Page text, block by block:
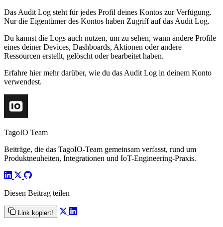
Das Audit Log steht für jedes Profil deines Kontos zur Verfügung.
Nur die Eigentümer des Kontos haben Zugriff auf das Audit Log.
Du kannst die Logs auch nutzen, um zu sehen, wann andere Profile
eines deiner Devices, Dashboards, Aktionen oder andere
Ressourcen erstellt, gelöscht oder bearbeitet haben.
Erfahre hier mehr darüber, wie du das Audit Log in deinem Konto
verwendest.
TagoIO Team
Beiträge, die das TagoIO-Team gemeinsam verfasst, rund um
Produktneuheiten, Integrationen und IoT-Engineering-Praxis.
Diesen Beitrag teilen
Link kopiert!